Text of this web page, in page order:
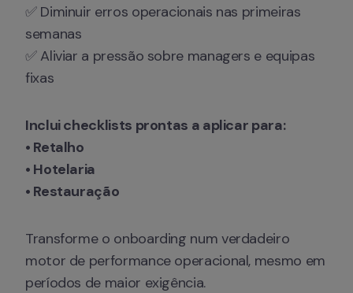
✅ Diminuir erros operacionais nas primeiras
semanas
✅ Aliviar a pressão sobre managers e equipas
fixas
Inclui checklists prontas a aplicar para:
• Retalho
• Hotelaria
• Restauração
Transforme o onboarding num verdadeiro
motor de performance operacional, mesmo em
períodos de maior exigência.